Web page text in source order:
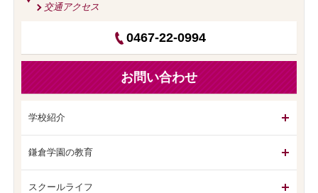
交通アクセス
0467-22-0994
お問い合わせ
学校紹介
鎌倉学園の教育
スクールライフ